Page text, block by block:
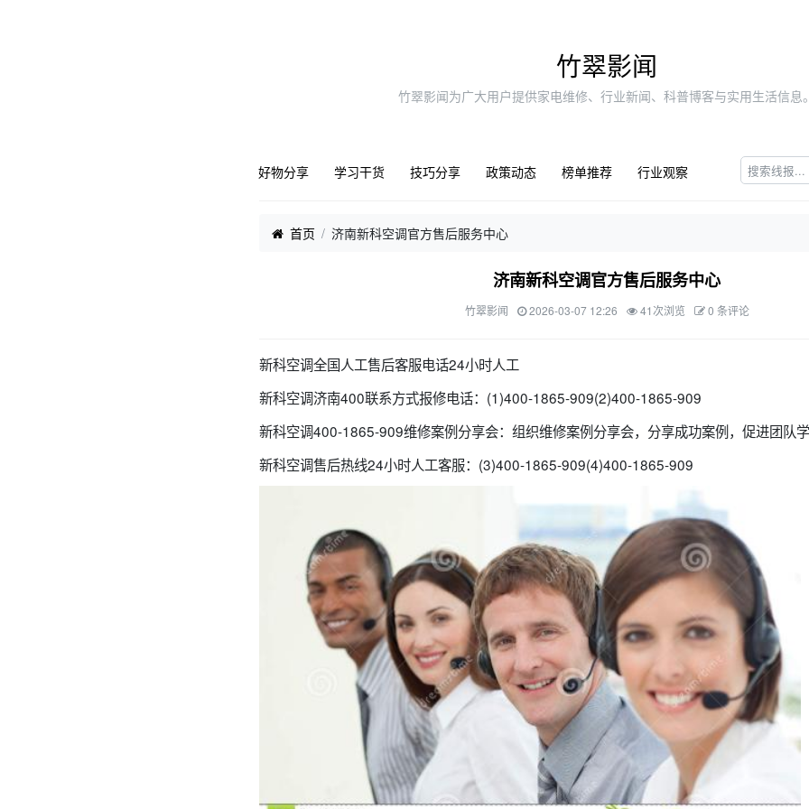
竹翠影闻
竹翠影闻为广大用户提供家电维修、行业新闻、科普博客与实用生活信息
好物分享 学习干货 技巧分享 政策动态 榜单推荐 行业观察
首页 济南新科空调官方售后服务中心
济南新科空调官方售后服务中心
竹翠影闻 2026-03-07 12:26 41次浏览 0 条评论
新科空调全国人工售后客服电话24小时人工
新科空调济南400联系方式报修电话：(1)400-1865-909(2)400-1865-909
新科空调400-1865-909维修案例分享会：组织维修案例分享会，分享成功案例，促进团队
新科空调售后热线24小时人工客服：(3)400-1865-909(4)400-1865-909